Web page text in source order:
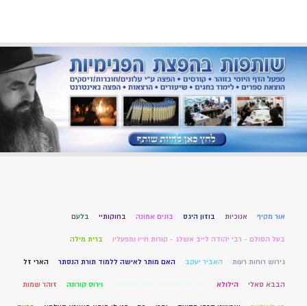
אור מקיף אנוכיות בוזון היגס בונים אמונה בחוקותיי בלעם
בעל הסולם - רבי יהודה לייב אשלג - קורות חייו ומפעליו ברית מילה
גירוש רוחות רעות האביר יעקב האם מותר לאישה ללמוד תורת הנסתר הארי זל
הבבא סאלי הילולא וירוס קורונה זוהר שמות